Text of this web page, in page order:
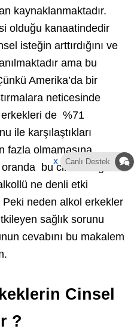
x Canlı Destek
kaynaklanmaktadır.
olduğu kanaatindedir
isteğin arttırdığını ve
ama bu
Amerika’da bir
neticesinde
erkekleri de %71
ile karşılaştıkları
fazla olmamasına
bu cinsel sağlık
ne denli etki
Peki neden alkol erkekler
sağlık sorunu
cevabını bu makalem
Cinsel
?